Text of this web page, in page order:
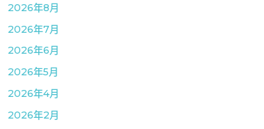
2026年8月
2026年7月
2026年6月
2026年5月
2026年4月
2026年2月